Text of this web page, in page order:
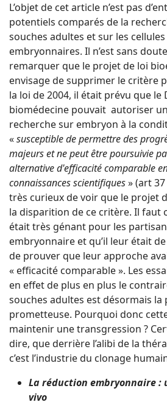
L’objet de cet article n’est pas
potentiels comparés de la
souches adultes et sur les
embryonnaires. Il n’est sans
remarquer que le projet de loi
envisage de supprimer le critère
la loi de 2004, il était prévu que le
biomédecine pouvait autoriser
recherche sur embryon à la
«susceptible de permettre des
majeurs et ne peut être poursuivie
alternative d'efficacité comparable
connaissances scientifiques» (art
très curieux de voir que le projet
la disparition de ce critère. Il faut
était très génant pour les
embryonnaire et qu’il leur était
de prouver que leur approche
« efficacité comparable ». Les
en effet de plus en plus le
souches adultes est désormais la
prometteuse. Pourquoi donc
maintenir une transgression ?
dire, que derrière l’alibi de la
c’est l’industrie du clonage
La réduction embryonnaire :
vivo